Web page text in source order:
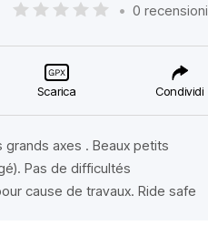
• 0 recensioni
Scarica Condividi
axes . Beaux petits
Pas de difficultés
cause de travaux. Ride safe